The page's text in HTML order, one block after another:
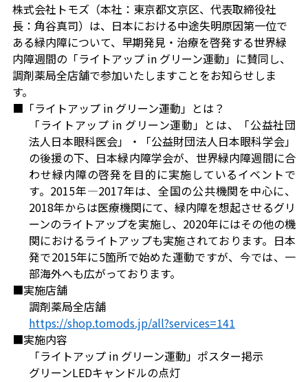
株式会社トモズ（本社：東京都文京区、代表取締役社
長：角谷真司）は、日本における中途失明原因第一位で
ある緑内障について、早期発見・治療を啓発する世界緑
内障週間の「ライトアップ in グリーン運動」に賛同し、
調剤薬局全店舗で参加いたしますことをお知らせしま
す。
■「ライトアップ in グリーン運動」とは？
「ライトアップ in グリーン運動」とは、「公益社団
法人日本眼科医会」・「公益財団法人日本眼科学会」
の後援の下、日本緑内障学会が、世界緑内障週間に合
わせ緑内障の啓発を目的に実施しているイベントで
す。2015年―2017年は、全国の公共機関を中心に、
2018年からは医療機関にて、緑内障を想起させるグリ
ーンのライトアップを実施し、2020年にはその他の機
関におけるライトアップも実施されております。日本
発で2015年に5箇所で始めた運動ですが、今では、一
部海外へも広がっております。
■実施店舗
調剤薬局全店舗
https://shop.tomods.jp/all?services=141
■実施内容
「ライトアップ in グリーン運動」ポスター掲示
グリーンLEDキャンドルの点灯